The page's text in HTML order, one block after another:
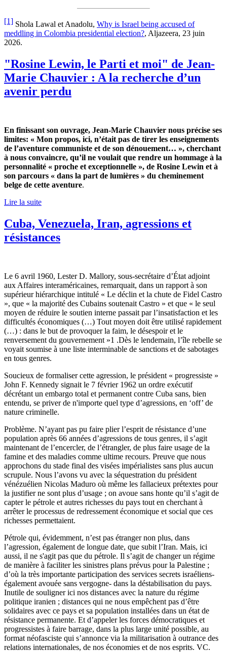
[1] Shola Lawal et Anadolu, Why is Israel being accused of
meddling in Colombia presidential election?, Aljazeera, 23 juin
2026.
"Rosine Lewin, le Parti et moi" de Jean-
Marie Chauvier : A la recherche d’un
avenir perdu
En finissant son ouvrage, Jean-Marie Chauvier nous précise ses
limites: « Mon propos, ici, n’était pas de tirer les enseignements
de l’aventure communiste et de son dénouement… », cherchant
à nous convaincre, qu’il ne voulait que rendre un hommage à la
personnalité « proche et exceptionnelle », de Rosine Lewin et à
son parcours « dans la part de lumières » du cheminement
belge de cette aventure.
Lire la suite
Cuba, Venezuela, Iran, agressions et
résistances
Le 6 avril 1960, Lester D. Mallory, sous-secrétaire d’État adjoint
aux Affaires interaméricaines, remarquait, dans un rapport à son
supérieur hiérarchique intitulé « Le déclin et la chute de Fidel Castro
», que « la majorité des Cubains soutenait Castro » et que « le seul
moyen de réduire le soutien interne passait par l’insatisfaction et les
difficultés économiques (…) Tout moyen doit être utilisé rapidement
(…) : dans le but de provoquer la faim, le désespoir et le
renversement du gouvernement »1 .Dès le lendemain, l’île rebelle se
voyait soumise à une liste interminable de sanctions et de sabotages
en tous genres.
Soucieux de formaliser cette agression, le président « progressiste »
John F. Kennedy signait le 7 février 1962 un ordre exécutif
décrétant un embargo total et permanent contre Cuba sans, bien
entendu, se priver de n'importe quel type d’agressions, en ‘off’ de
nature criminelle.
Problème. N’ayant pas pu faire plier l’esprit de résistance d’une
population après 66 années d’agressions de tous genres, il s’agit
maintenant de l’encercler, de l’étrangler, de plus faire usage de la
famine et des maladies comme ultime recours. Preuve que nous
approchons du stade final des visées impérialistes sans plus aucun
scrupule. Nous l’avons vu avec la séquestration du président
vénézuélien Nicolas Maduro où même les fallacieux prétextes pour
la justifier ne sont plus d’usage ; on avoue sans honte qu’il s’agit de
capter le pétrole et autres richesses du pays tout en cherchant à
arrêter le processus de redressement économique et social que ces
richesses permettaient.
Pétrole qui, évidemment, n’est pas étranger non plus, dans
l’agression, également de longue date, que subit l’Iran. Mais, ici
aussi, il ne s'agit pas que du pétrole. Il s’agit de changer un régime
de manière à faciliter les sinistres plans prévus pour la Palestine ;
d’où la très importante participation des services secrets israéliens-
également avouée sans vergogne- dans la déstabilisation du pays.
Inutile de souligner ici nos distances avec la nature du régime
politique iranien ; distances qui ne nous empêchent pas d’être
solidaires avec ce pays et sa population installées dans un état de
résistance permanente. Et d’appeler les forces démocratiques et
progressistes à faire barrage, dans la plus large unité possible, au
format néofasciste qui s’annonce via la militarisation à outrance des
relations internationales, de nos économies et de nos esprits. VC.